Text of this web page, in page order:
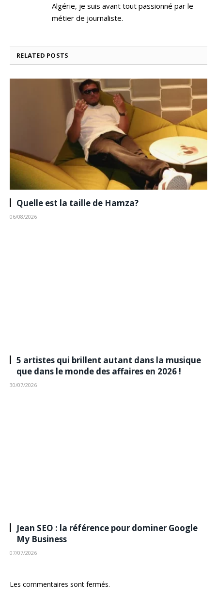
Algérie, je suis avant tout passionné par le
métier de journaliste.
RELATED POSTS
Quelle est la taille de Hamza?
06/08/2026
5 artistes qui brillent autant dans la musique
que dans le monde des affaires en 2026 !
30/07/2026
Jean SEO : la référence pour dominer Google
My Business
07/07/2026
Les commentaires sont fermés.